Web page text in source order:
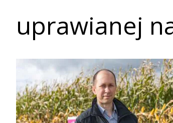
uprawianej